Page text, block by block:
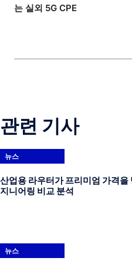
는 실외 5G CPE
관련 기사
뉴스
산업용 라우터가 프리미엄 가격을
지니어링 비교 분석
뉴스